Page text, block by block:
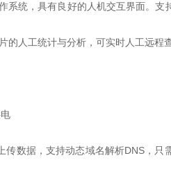
，具有良好的人机交互界面。支
人工统计与分析，可实时人工远程
数据，支持动态域名解析DNS，只